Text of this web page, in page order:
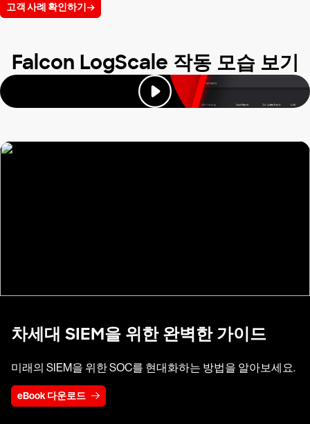
고객 사례 확인하기
Falcon LogScale 작동 모습 보기
차세대 SIEM을 위한 완벽한 가이드
미래의 SIEM을 위한 SOC를 현대화하는 방법을 알아보세요.
eBook 다운로드